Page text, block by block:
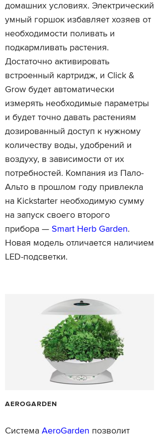
домашних условиях. Электрический
умный горшок избавляет хозяев от
необходимости поливать и
подкармливать растения.
Достаточно активировать
встроенный картридж, и Click &
Grow будет автоматически
измерять необходимые параметры
и будет точно давать растениям
дозированный доступ к нужному
количеству воды, удобрений и
воздуху, в зависимости от их
потребностей. Компания из Пало-
Альто в прошлом году привлекла
на Kickstarter необходимую сумму
на запуск своего второго
прибора — Smart Herb Garden.
Новая модель отличается наличием
LED-подсветки.
AEROGARDEN
Система AeroGarden позволит